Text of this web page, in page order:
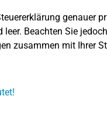
genauer
Beachten Sie
zusammen mit Ihrer